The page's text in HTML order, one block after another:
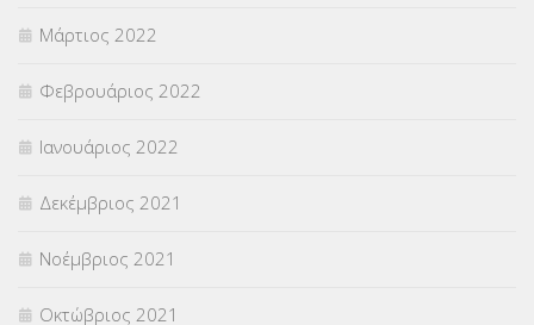
Μάρτιος 2022
Φεβρουάριος 2022
Ιανουάριος 2022
Δεκέμβριος 2021
Νοέμβριος 2021
Οκτώβριος 2021